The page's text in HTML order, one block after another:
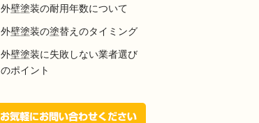
外壁塗装の耐用年数について
外壁塗装の塗替えのタイミング
外壁塗装に失敗しない業者選び
のポイント